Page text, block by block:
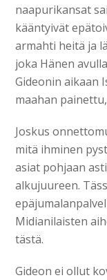
naapurikansat
kääntyivät
armahti heitä ja
joka Hänen
Gideonin aikaan
maahan
Joskus
mitä ihminen
asiat pohjaan
alkujuureen.
Midianilaisten
tästä.
Gideon ei ollut